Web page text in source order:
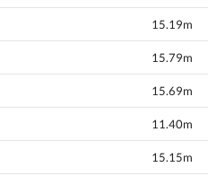
15.19m
15.79m
15.69m
11.40m
15.15m